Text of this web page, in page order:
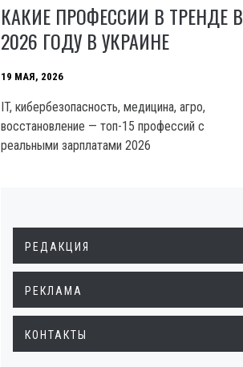
КАКИЕ ПРОФЕССИИ В ТРЕНДЕ В
2026 ГОДУ В УКРАИНЕ
19 МАЯ, 2026
IT, кибербезопасность, медицина, агро,
восстановление — топ-15 профессий с
реальными зарплатами 2026
РЕДАКЦИЯ
РЕКЛАМА
КОНТАКТЫ